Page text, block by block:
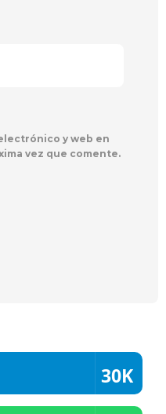
y web en
vez que comente.
30K